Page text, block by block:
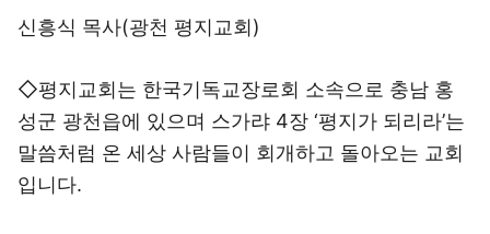
신흥식 목사(광천 평지교회)
◇평지교회는 한국기독교장로회 소속으로 충남 홍
성군 광천읍에 있으며 스가랴 4장 ‘평지가 되리라’는
말씀처럼 온 세상 사람들이 회개하고 돌아오는 교회
입니다.